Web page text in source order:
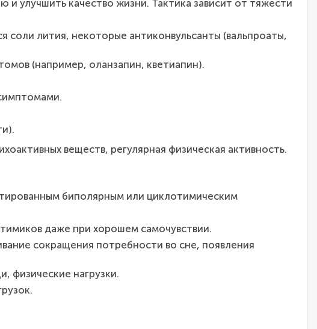
улучшить качество жизни. Тактика зависит от тяжести
соли лития, некоторые антиконвульсанты (вальпроаты,
(например, оланзапин, кветиапин).
веществ, регулярная физическая активность.
биполярным или циклотимическим
даже при хорошем самочувствии.
сокращения потребности во сне, появления
физические нагрузки.